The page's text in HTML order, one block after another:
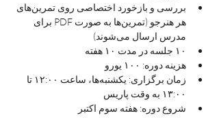
بررسی و بازخورد اختصاصی روی تمرین‌های
هر هنرجو (تمرین‌ها به صورت PDF برای
مدرس ارسال می‌شوند)
۱۰ جلسه در مدت ۱۰ هفته
هزینه دوره: ۱۰۰ یورو
زمان برگزاری: یکشنبه‌ها، ساعت ۱۲:۰۰ تا
۱۳:۰۰ به وقت پاریس
شروع دوره: هفته سوم اکتبر